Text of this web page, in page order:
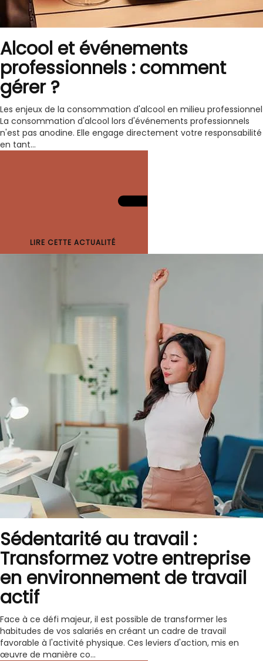
Alcool et événements
professionnels : comment
gérer ?
Les enjeux de la consommation d'alcool en milieu professionnel
La consommation d'alcool lors d'événements professionnels
n'est pas anodine. Elle engage directement votre responsabilité
en tant...
LIRE CETTE ACTUALITÉ
Sédentarité au travail :
Transformez votre entreprise
en environnement de travail
actif
Face à ce défi majeur, il est possible de transformer les
habitudes de vos salariés en créant un cadre de travail
favorable à l'activité physique. Ces leviers d'action, mis en
œuvre de manière co...